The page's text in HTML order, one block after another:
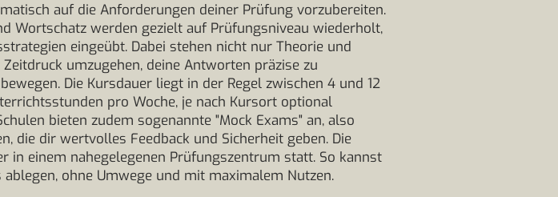
auf die Anforderungen deiner Prüfung vorzubereiten.
Wortschatz werden gezielt auf Prüfungsniveau wiederholt,
eingeübt. Dabei stehen nicht nur Theorie und
umzugehen, deine Antworten präzise zu
Die Kursdauer liegt in der Regel zwischen 4 und 12
pro Woche, je nach Kursort optional
bieten zudem sogenannte "Mock Exams" an, also
die dir wertvolles Feedback und Sicherheit geben. Die
in einem nahegelegenen Prüfungszentrum statt. So kannst
ohne Umwege und mit maximalem Nutzen.